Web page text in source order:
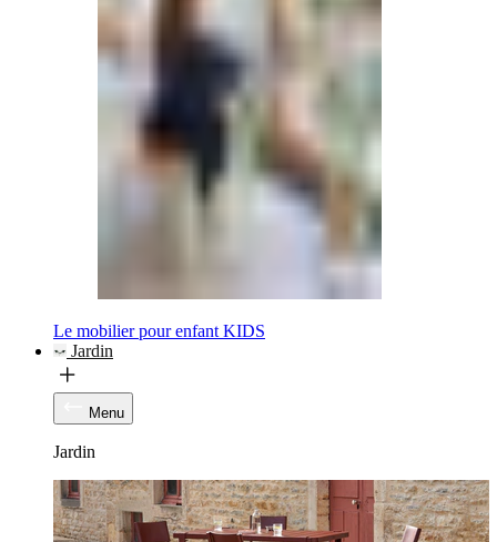
Le mobilier pour enfant KIDS
Jardin
Menu
Jardin